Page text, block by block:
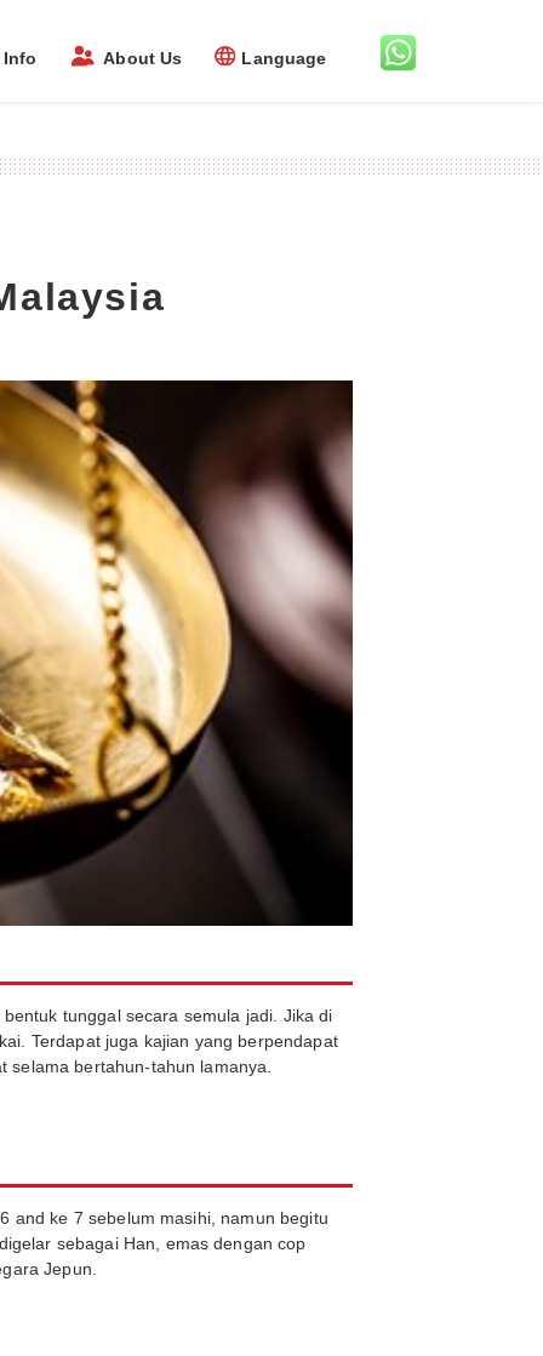
Info About Us Language
tunggal secara semula jadi. Jika di
Terdapat juga kajian yang berpendapat
selama bertahun-tahun lamanya.
and ke 7 sebelum masihi, namun begitu
sebagai Han, emas dengan cop
Jepun.